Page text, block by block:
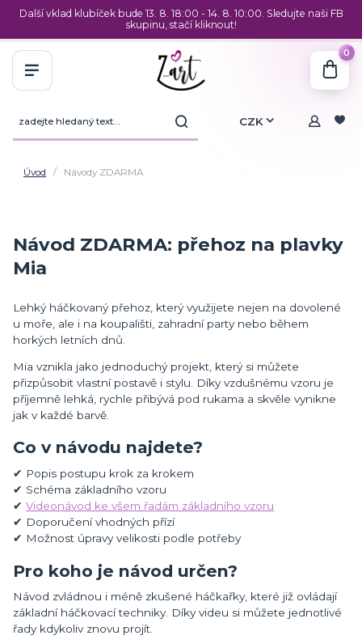
Další vklad klubíček bude 13. 8. 18:00 - 14. 8. 10:00. Sledujte naši FB
skupinu, stačí kliknout!
CZK
0
Úvod Návody ZDARMA
Návod ZDARMA: přehoz na plavky
Mia
Lehký háčkovaný přehoz, který využijete nejen na dovolené
u moře, ale i na koupališti, zahradní party nebo během
horkých letních dnů.
Mia vznikla jako jednoduchý projekt, který si můžete
přizpůsobit vlastní postavě i stylu. Díky vzdušnému vzoru je
příjemně lehká, rychle přibývá pod rukama a skvěle vynikne
jak v každé barvě.
Co v návodu najdete?
✔ Popis postupu krok za krokem
✔ Schéma základního vzoru
✔ Videonávod ke všem řadám základního vzoru
✔ Doporučení vhodných přízí
✔ Možnost úpravy velikosti podle potřeby
Pro koho je návod určen?
Návod zvládnou i méně zkušené háčkařky, které již ovládají
základní háčkovací techniky. Díky videu si můžete jednotlivé
řady kdykoliv znovu projít.